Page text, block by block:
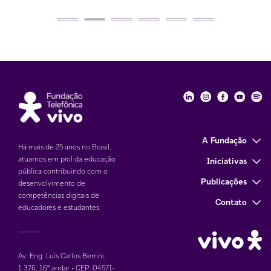
Há mais de 25 anos no Brasil,
atuamos em prol da educação
pública contribuindo com o
desenvolvimento de
competências digitais de
educadores e estudantes.
Av. Eng. Luís Carlos Berrini,
1.376, 16° andar • CEP: 04571-
Fundação
Fundação
A Fundação
Iniciativas
Publicações
Contato